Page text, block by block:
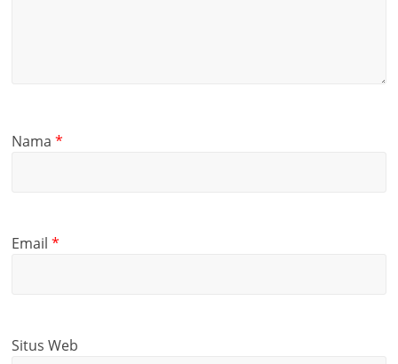
Nama*
Email*
Situs Web